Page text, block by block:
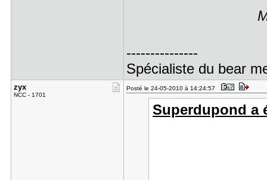
---------------
Spécialiste du bear
zyx
NCC - 1701
Posté le 24-05-2010 à 14:24:57
Superdupond a